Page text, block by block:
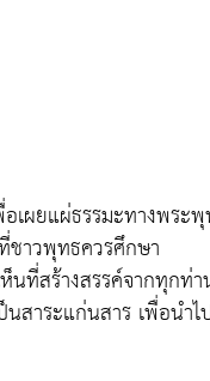
เผยแผ่ธรรมะทางพร
ชาวพุทธควรศึกษา
ที่สร้างสรรค์จากทุกท่
สาระแก่นสาร เพื่อน